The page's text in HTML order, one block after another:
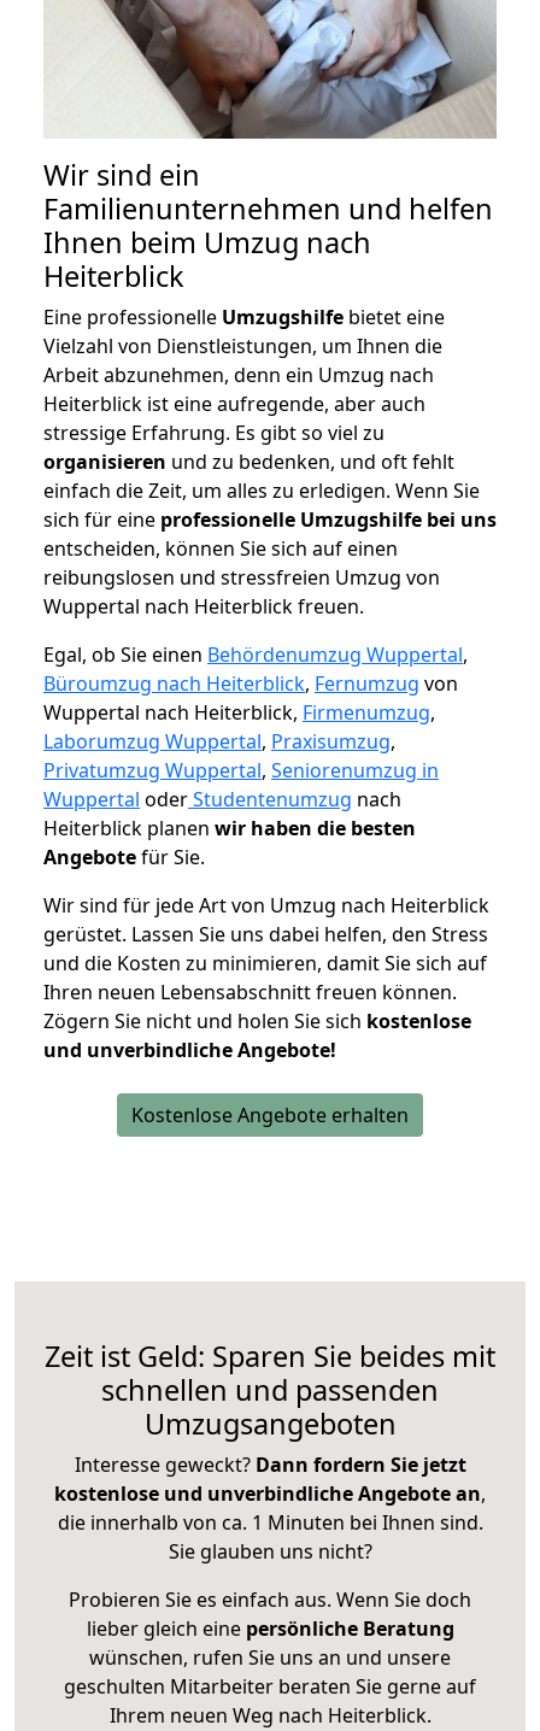
Wir sind ein
Familienunternehmen und helfen
Ihnen beim Umzug nach
Heiterblick
Eine professionelle Umzugshilfe bietet eine
Vielzahl von Dienstleistungen, um Ihnen die
Arbeit abzunehmen, denn ein Umzug nach
Heiterblick ist eine aufregende, aber auch
stressige Erfahrung. Es gibt so viel zu
organisieren und zu bedenken, und oft fehlt
einfach die Zeit, um alles zu erledigen. Wenn Sie
sich für eine professionelle Umzugshilfe bei uns
entscheiden, können Sie sich auf einen
reibungslosen und stressfreien Umzug von
Wuppertal nach Heiterblick freuen.
Egal, ob Sie einen Behördenumzug Wuppertal,
Büroumzug nach Heiterblick, Fernumzug von
Wuppertal nach Heiterblick, Firmenumzug,
Laborumzug Wuppertal, Praxisumzug,
Privatumzug Wuppertal, Seniorenumzug in
Wuppertal oderStudentenumzug nach
Heiterblick planen wir haben die besten
Angebotefür Sie.
Wir sind für jede Art von Umzug nach Heiterblick
gerüstet. Lassen Sie uns dabei helfen, den Stress
und die Kosten zu minimieren, damit Sie sich auf
Ihren neuen Lebensabschnitt freuen können.
Zögern Sie nicht und holen Sie sich kostenlose
und unverbindliche Angebote!
Kostenlose Angebote erhalten
Zeit ist Geld: Sparen Sie beides mit
schnellen und passenden
Umzugsangeboten
Interesse geweckt? Dann fordern Sie jetzt
kostenlose und unverbindliche Angebote an,
die innerhalb von ca. 1 Minuten bei Ihnen sind.
Sie glauben uns nicht?
Probieren Sie es einfach aus. Wenn Sie doch
lieber gleich eine persönliche Beratung
wünschen, rufen Sie uns an und unsere
geschulten Mitarbeiter beraten Sie gerne auf
Ihrem neuen Weg nach Heiterblick.